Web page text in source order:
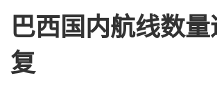
巴西国内航线数
复